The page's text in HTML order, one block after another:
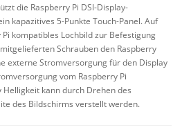
die Raspberry Pi DSI-Display-
kapazitives 5-Punkte Touch-Panel. Auf
kompatibles Lochbild zur Befestigung
Schrauben den Raspberry
externe Stromversorgung für den Display
vom Raspberry Pi
kann durch Drehen des
des Bildschirms verstellt werden.